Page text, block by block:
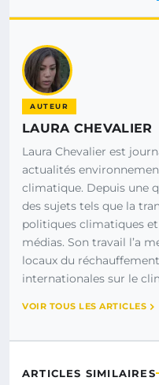
AUTEUR
LAURA CHEVALIER
Laura Chevalier est
actualités
climatique. Depuis une
des sujets tels que la
politiques climatiques
médias. Son travail l’a
locaux du
internationales sur le
VOIR TOUS LES ARTICLES
ARTICLES SIMILAIRES